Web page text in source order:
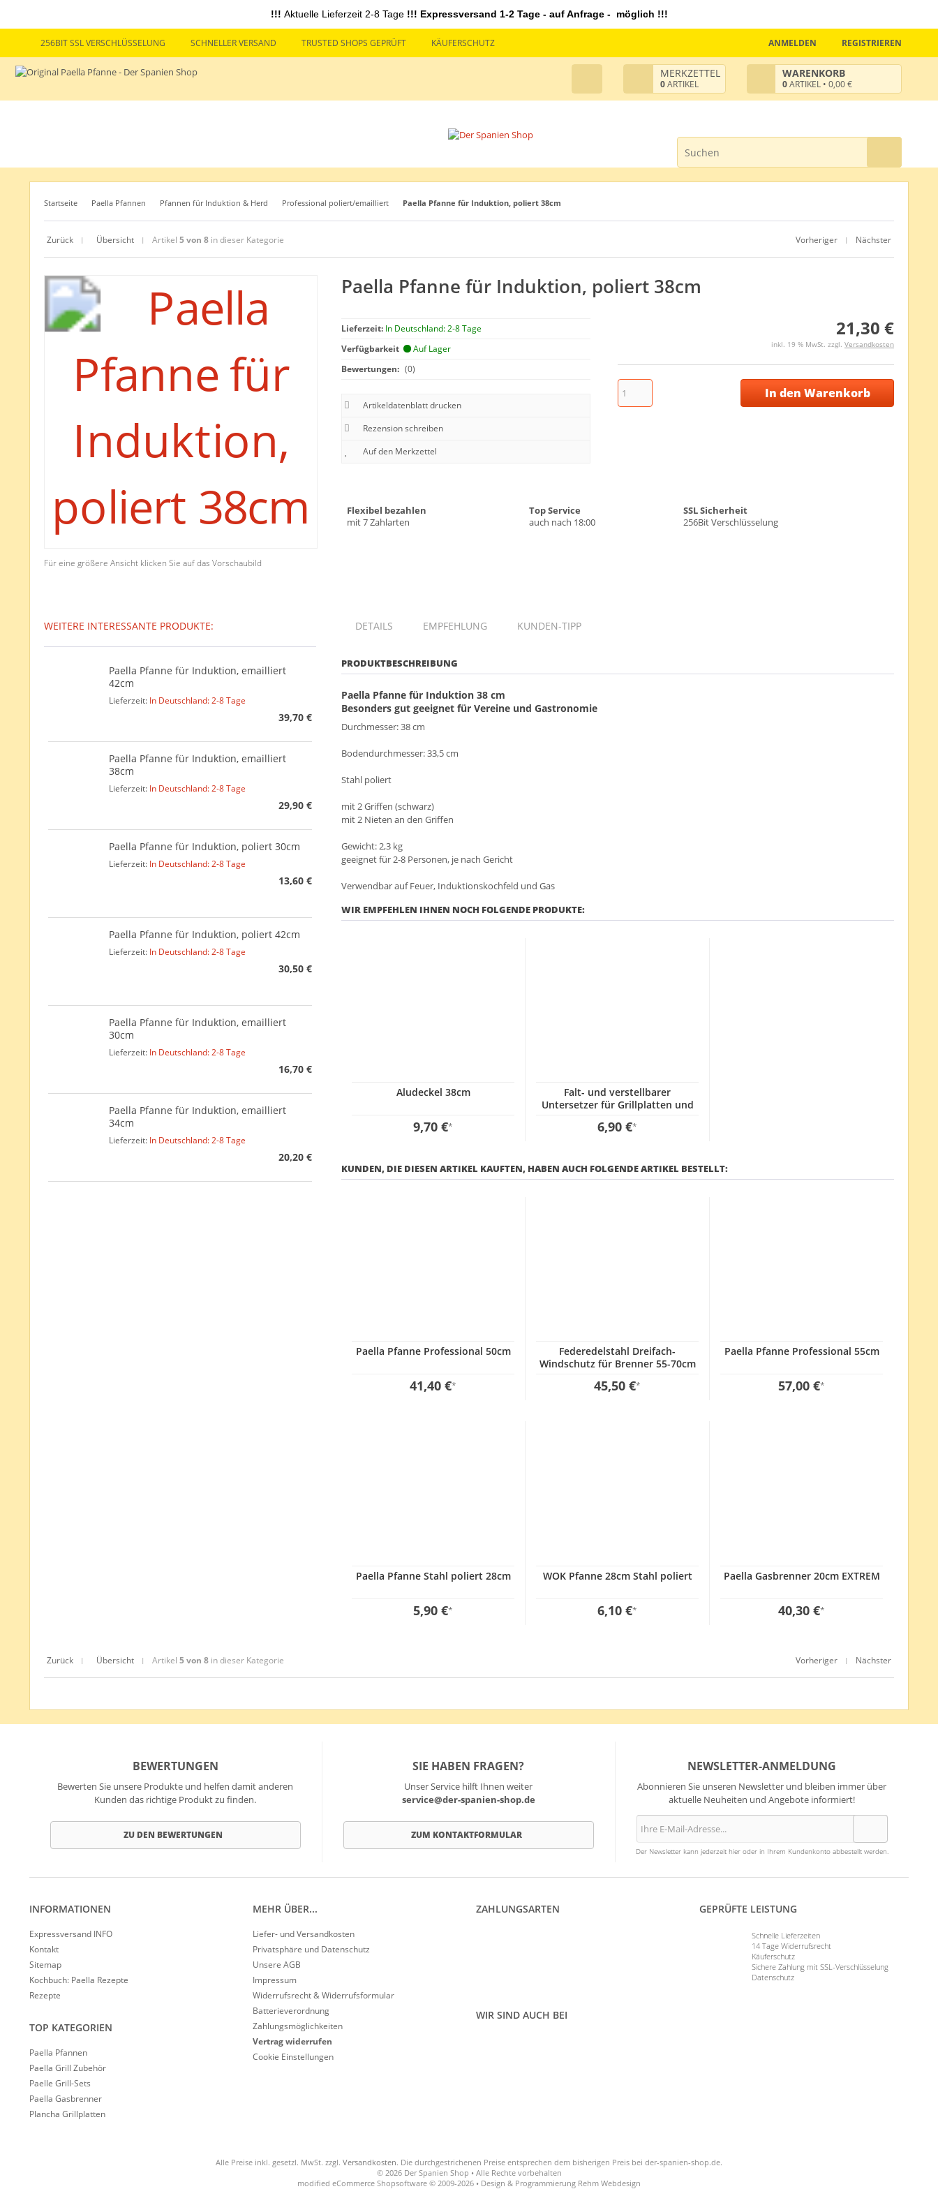
!!! Aktuelle Lieferzeit 2-8 Tage !!! Expressversand 1-2 Tage - auf Anfrage - möglich !!!
256BIT SSL VERSCHLÜSSELUNG SCHNELLER VERSAND TRUSTED SHOPS GEPRÜFT KÄUFERSCHUTZ REGISTRIEREN
ANMELDEN
WARENKORB
0ARTIKEL • 0,00 €
MERKZETTEL
0ARTIKEL
Startseite Paella Pfannen Pfannen für Induktion & Herd Professional poliert/emailliert Paella Pfanne für Induktion, poliert 38cm
Zurück | Übersicht | Artikel 5 von 8 in dieser Kategorie Vorheriger | Nächster
Für eine größere Ansicht klicken Sie auf das Vorschaubild
Paella Pfanne für Induktion, poliert 38cm
Lieferzeit: In Deutschland: 2-8 Tage
Verfügbarkeit
Auf Lager
Bewertungen: (0)
Artikeldatenblatt drucken
Rezension schreiben
21,30 €
inkl. 19 % MwSt. zzgl. Versandkosten
In den Warenkorb
Flexibel bezahlen
mit 7 Zahlarten
Top Service
auch nach 18:00
SSL Sicherheit
256Bit Verschlüsselung
DETAILS EMPFEHLUNG KUNDEN-TIPP
PRODUKTBESCHREIBUNG
Paella Pfanne für Induktion 38 cm
Besonders gut geeignet für Vereine und Gastronomie
Durchmesser: 38 cm
Bodendurchmesser: 33,5 cm
Stahl poliert
mit 2 Griffen (schwarz)
mit 2 Nieten an den Griffen
Gewicht: 2,3 kg
geeignet für 2-8 Personen, je nach Gericht
Verwendbar auf Feuer, Induktionskochfeld und Gas
WIR EMPFEHLEN IHNEN NOCH FOLGENDE PRODUKTE:
Aludeckel 38cm
9,70 €*
Falt- und verstellbarer
Untersetzer für Grillplatten und
6,90 €*
KUNDEN, DIE DIESEN ARTIKEL KAUFTEN, HABEN AUCH FOLGENDE ARTIKEL BESTELLT:
Paella Pfanne Professional 50cm
41,40 €*
Federedelstahl Dreifach-
Windschutz für Brenner 55-70cm
45,50 €*
Paella Pfanne Professional 55cm
57,00 €*
Paella Pfanne Stahl poliert 28cm
5,90 €*
WOK Pfanne 28cm Stahl poliert
6,10 €*
Paella Gasbrenner 20cm EXTREM
40,30 €*
WEITERE INTERESSANTE PRODUKTE:
Paella Pfanne für Induktion, emailliert
42cm
Lieferzeit: In Deutschland: 2-8 Tage
39,70 €
Paella Pfanne für Induktion, emailliert
38cm
Lieferzeit: In Deutschland: 2-8 Tage
29,90 €
Paella Pfanne für Induktion, poliert 30cm
Lieferzeit: In Deutschland: 2-8 Tage
13,60 €
Paella Pfanne für Induktion, poliert 42cm
Lieferzeit: In Deutschland: 2-8 Tage
30,50 €
Paella Pfanne für Induktion, emailliert
30cm
Lieferzeit: In Deutschland: 2-8 Tage
16,70 €
Paella Pfanne für Induktion, emailliert
34cm
Lieferzeit: In Deutschland: 2-8 Tage
20,20 €
Zurück | Übersicht | Artikel 5 von 8 in dieser Kategorie Vorheriger | Nächster
BEWERTUNGEN
Bewerten Sie unsere Produkte und helfen damit anderen
Kunden das richtige Produkt zu finden.
ZU DEN BEWERTUNGEN
SIE HABEN FRAGEN?
Unser Service hilft Ihnen weiter
service@der-spanien-shop.de
ZUM KONTAKTFORMULAR
NEWSLETTER-ANMELDUNG
Abonnieren Sie unseren Newsletter und bleiben immer über
aktuelle Neuheiten und Angebote informiert!
Der Newsletter kann jederzeit hier oder in Ihrem Kundenkonto abbestellt werden.
INFORMATIONEN
Expressversand INFO
Kontakt
Sitemap
Kochbuch: Paella Rezepte
Rezepte
TOP KATEGORIEN
Paella Pfannen
Paella Grill Zubehör
Paelle Grill-Sets
Paella Gasbrenner
Plancha Grillplatten
MEHR ÜBER...
Liefer- und Versandkosten
Privatsphäre und Datenschutz
Unsere AGB
Impressum
Widerrufsrecht & Widerrufsformular
Batterieverordnung
Zahlungsmöglichkeiten
Vertrag widerrufen
Cookie Einstellungen
ZAHLUNGSARTEN
WIR SIND AUCH BEI
GEPRÜFTE LEISTUNG
Schnelle Lieferzeiten
14 Tage Widerrufsrecht
Käuferschutz
Sichere Zahlung mit SSL-Verschlüsselung
Datenschutz
Alle Preise inkl. gesetzl. MwSt. zzgl. Versandkosten. Die durchgestrichenen Preise entsprechen dem bisherigen Preis bei der-spanien-shop.de.
© 2026 Der Spanien Shop • Alle Rechte vorbehalten
modified eCommerce Shopsoftware © 2009-2026 • Design & Programmierung Rehm Webdesign